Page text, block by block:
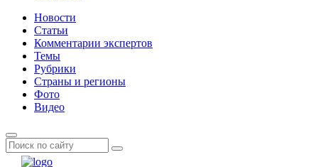
Новости
Статьи
Комментарии экспертов
Темы
Рубрики
Страны и регионы
Фото
Видео